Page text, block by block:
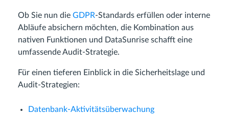
Ob Sie nun die GDPR-Standards erfüllen oder interne
Abläufe absichern möchten, die Kombination aus
nativen Funktionen und DataSunrise schafft eine
umfassende Audit-Strategie.
Für einen tieferen Einblick in die Sicherheitslage und
Audit-Strategien:
Datenbank-Aktivitätsüberwachung